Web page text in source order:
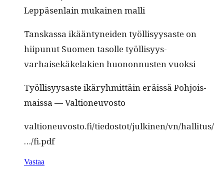
Lep­päsen­lain mukainen malli
Tan­skas­sa ikään­tynei­den työl­lisyysaste on
hiipunut Suomen tasolle työl­lisyys-
varhaisekäke­lakien huonon­nusten vuoksi
Työl­lisyysaste ikäryh­mit­täin eräis­sä Pohjo­is­
mais­sa — Valtioneuvosto
valtioneuvosto.fi/tiedostot/julkinen/vn/hallitus/
…/fi.pdf
Vastaa